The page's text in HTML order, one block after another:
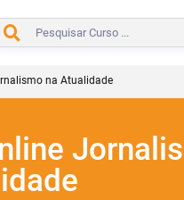
na Atualidade